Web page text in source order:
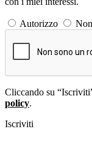
Autorizzo
Cliccando su
policy.
Iscriviti